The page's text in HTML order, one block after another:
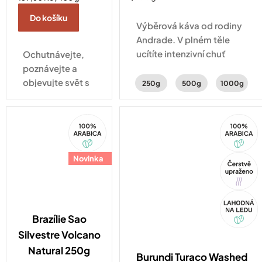
Do košíku
Ochutnávejte,
poznávejte a
objevujte svět s
našimi kávami.
Ideální volba,
rozhodnout!
Výběrová káva od rodiny
Andrade. V plném těle
ucítíte intenzivní chuť
lískových oříšků.
250g 500g 1000g
Arabica
Novinka
Brazílie Sao
Silvestre Volcano
Natural 250g
Arabica
Tip
Burundi Turaco Washed